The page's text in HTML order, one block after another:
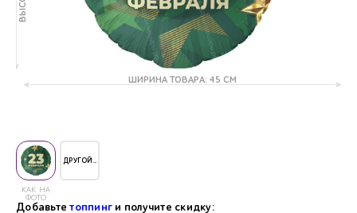
ШИРИНА ТОВАРА: 45 СМ
КАК НА
ФОТО
ДРУГОЙ..
Добавьтетоппинг и получите скидку: